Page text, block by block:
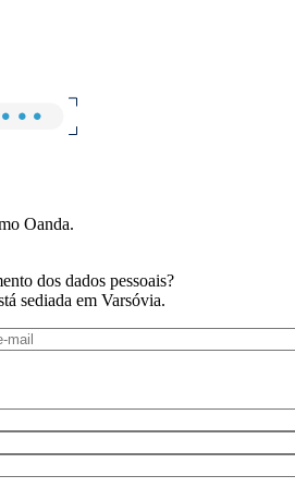
Oanda.
dos dados pessoais?
sediada em Varsóvia.